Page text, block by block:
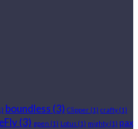
boundless (3) Clipper (1) crafty(1)
(3) gpen (1) Lotus (1) mighty(1) pax